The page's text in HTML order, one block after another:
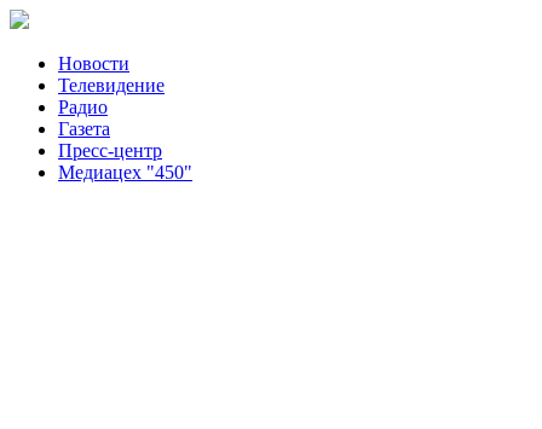
Новости
Телевидение
Радио
Газета
Пресс-центр
Медиацех "450"